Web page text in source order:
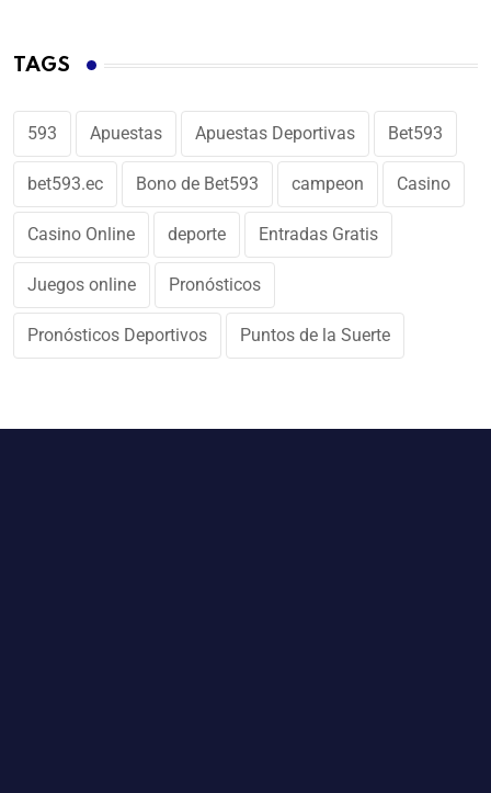
TAGS
593 Apuestas Apuestas Deportivas Bet593
bet593.ec Bono de Bet593 campeon Casino
Casino Online deporte Entradas Gratis
Juegos online Pronósticos
Pronósticos Deportivos Puntos de la Suerte